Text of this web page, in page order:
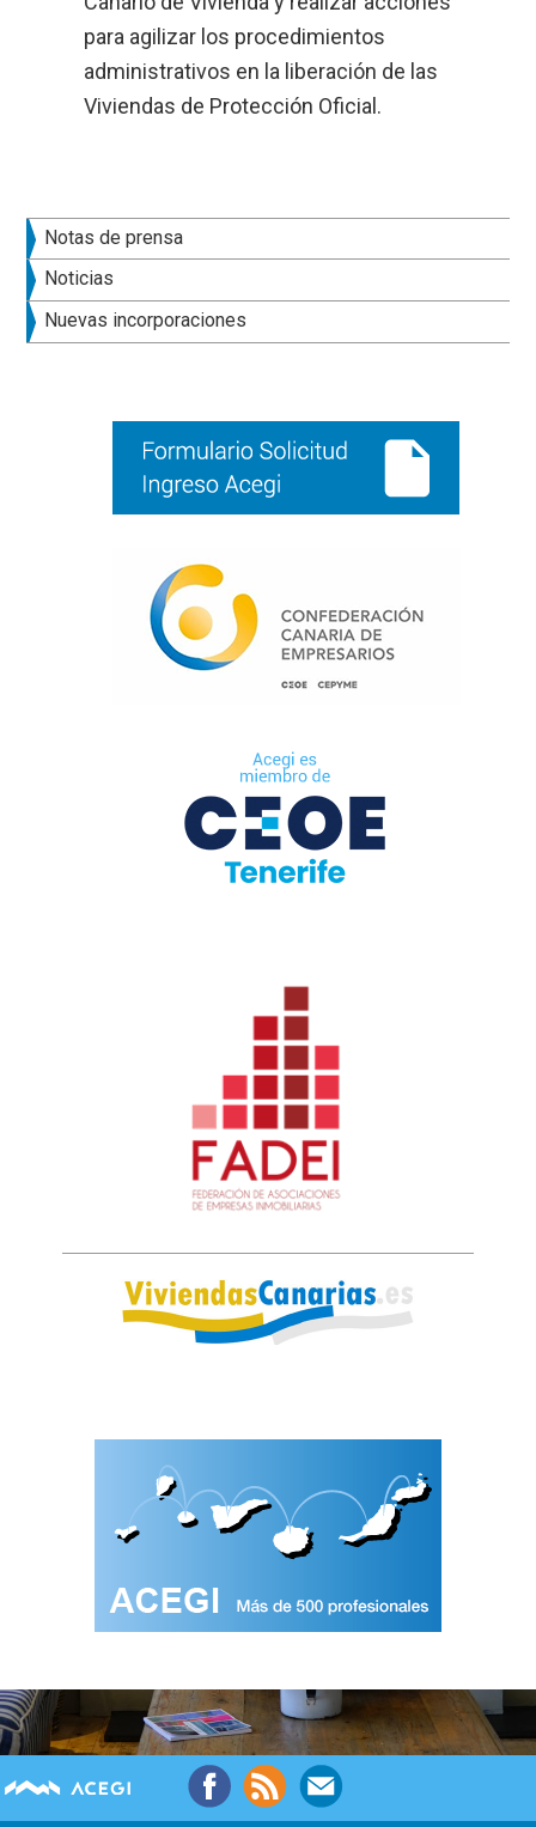
para agilizar los procedimientos
administrativos en la liberación de las
Viviendas de Protección Oficial.
Barra
lateral
principal
Notas de prensa
Noticias
Nuevas incorporaciones